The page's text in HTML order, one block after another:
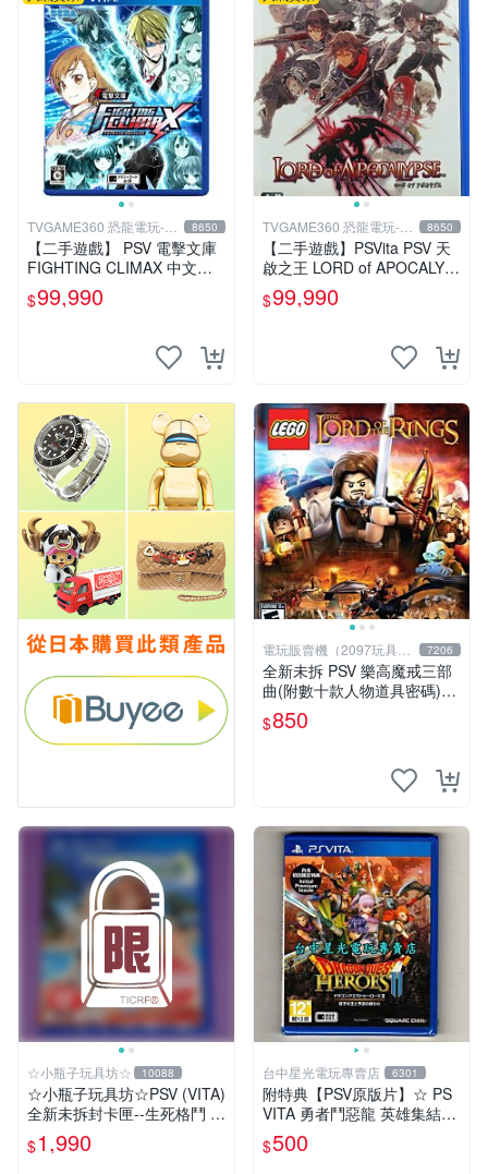
TVGAME360 恐龍電玩-台
中店
8650
【二手遊戲】 PSV 電擊文庫
FIGHTING CLIMAX 中文版
【台中恐龍電玩】
$99,990
TVGAME360 恐龍電玩-台
中店
8650
【二手遊戲】PSVita PSV 天
啟之王 LORD of APOCALYP
SE 亞洲日文版 【台中恐龍電
玩】
$99,990
電玩販賣機（2097玩具公
仔舖
7206
全新未拆 PSV 樂高魔戒三部
曲(附數十款人物道具密碼)Le
go The Lord of the Rings-英
文美版-
$850
☆小瓶子玩具坊☆ 10088
☆小瓶子玩具坊☆PSV (VITA)
全新未拆封卡匣--生死格鬥 沙
灘排球3 維納斯 (初回日版)
$1,990
台中星光電玩專賣店 6301
附特典【PSV原版片】☆ PS
VITA 勇者鬥惡龍 英雄集結2
雙子之王與預言的終結 ☆日
文版全新品【台中星光電玩】
$500